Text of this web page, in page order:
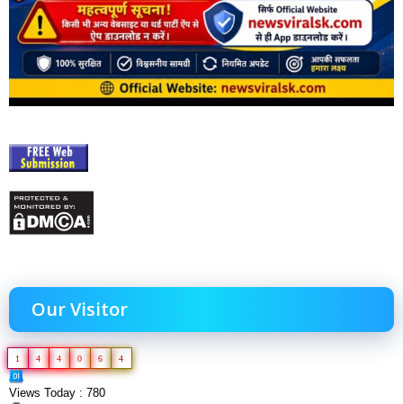
Our Visitor
1 4 4 0 6 4
Views Today : 780